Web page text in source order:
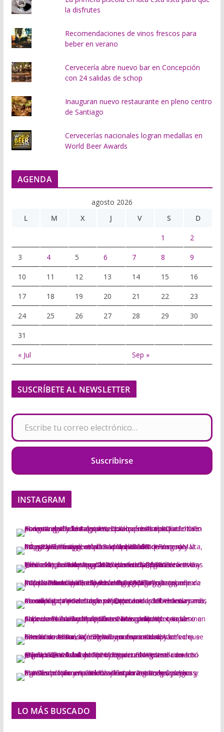
la disfrutes
Recomendaciones de vinos frescos para
beber en verano
Cervecería abre nuevo bar en Concepción
con 24 salidas de schop
Inauguran nuevo restaurante en pleno centro
de Santiago
Cervecerías nacionales logran medallas en
World Beer Awards
AGENDA
agosto 2026
L
M X J V S D
1 2
3 4 5 6 7 8 9
10 11 12 13 14 15 16
17 18 19 20 21 22 23
24 25 26 27 28 29 30
31
« Jul Sep »
SUSCRÍBETE AL NEWSLETTER
Escribe tu correo electrónico…
Suscribirse
INSTAGRAM
LO MÁS BUSCADO